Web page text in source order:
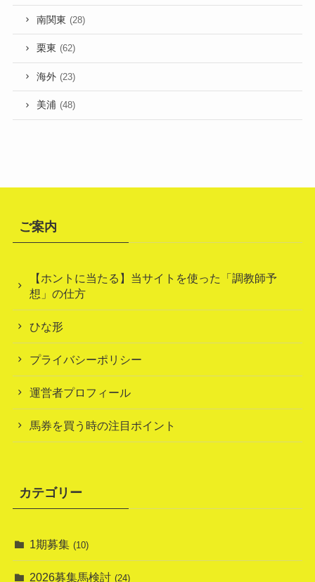
南関東 (28)
栗東 (62)
海外 (23)
美浦 (48)
ご案内
【ホントに当たる】当サイトを使った「調教師予
想」の仕方
ひな形
プライバシーポリシー
運営者プロフィール
馬券を買う時の注目ポイント
カテゴリー
1期募集 (10)
2026募集馬検討 (24)